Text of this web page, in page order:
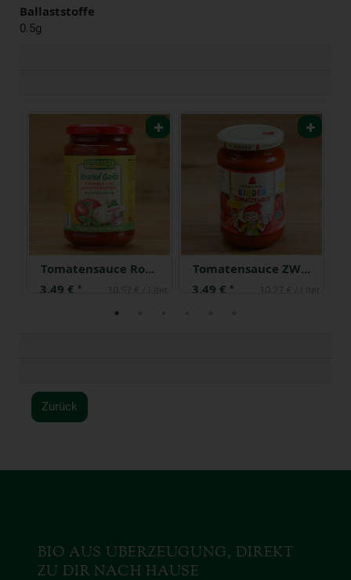
Ballaststoffe
0.5g
Tomatensauce Roasted Garlic
3,49 € *
Tomatensauce ZW Kinder
3,49 € *
Zurück
BIO AUS ÜBERZEUGUNG, DIREKT
ZU DIR NACH HAUSE